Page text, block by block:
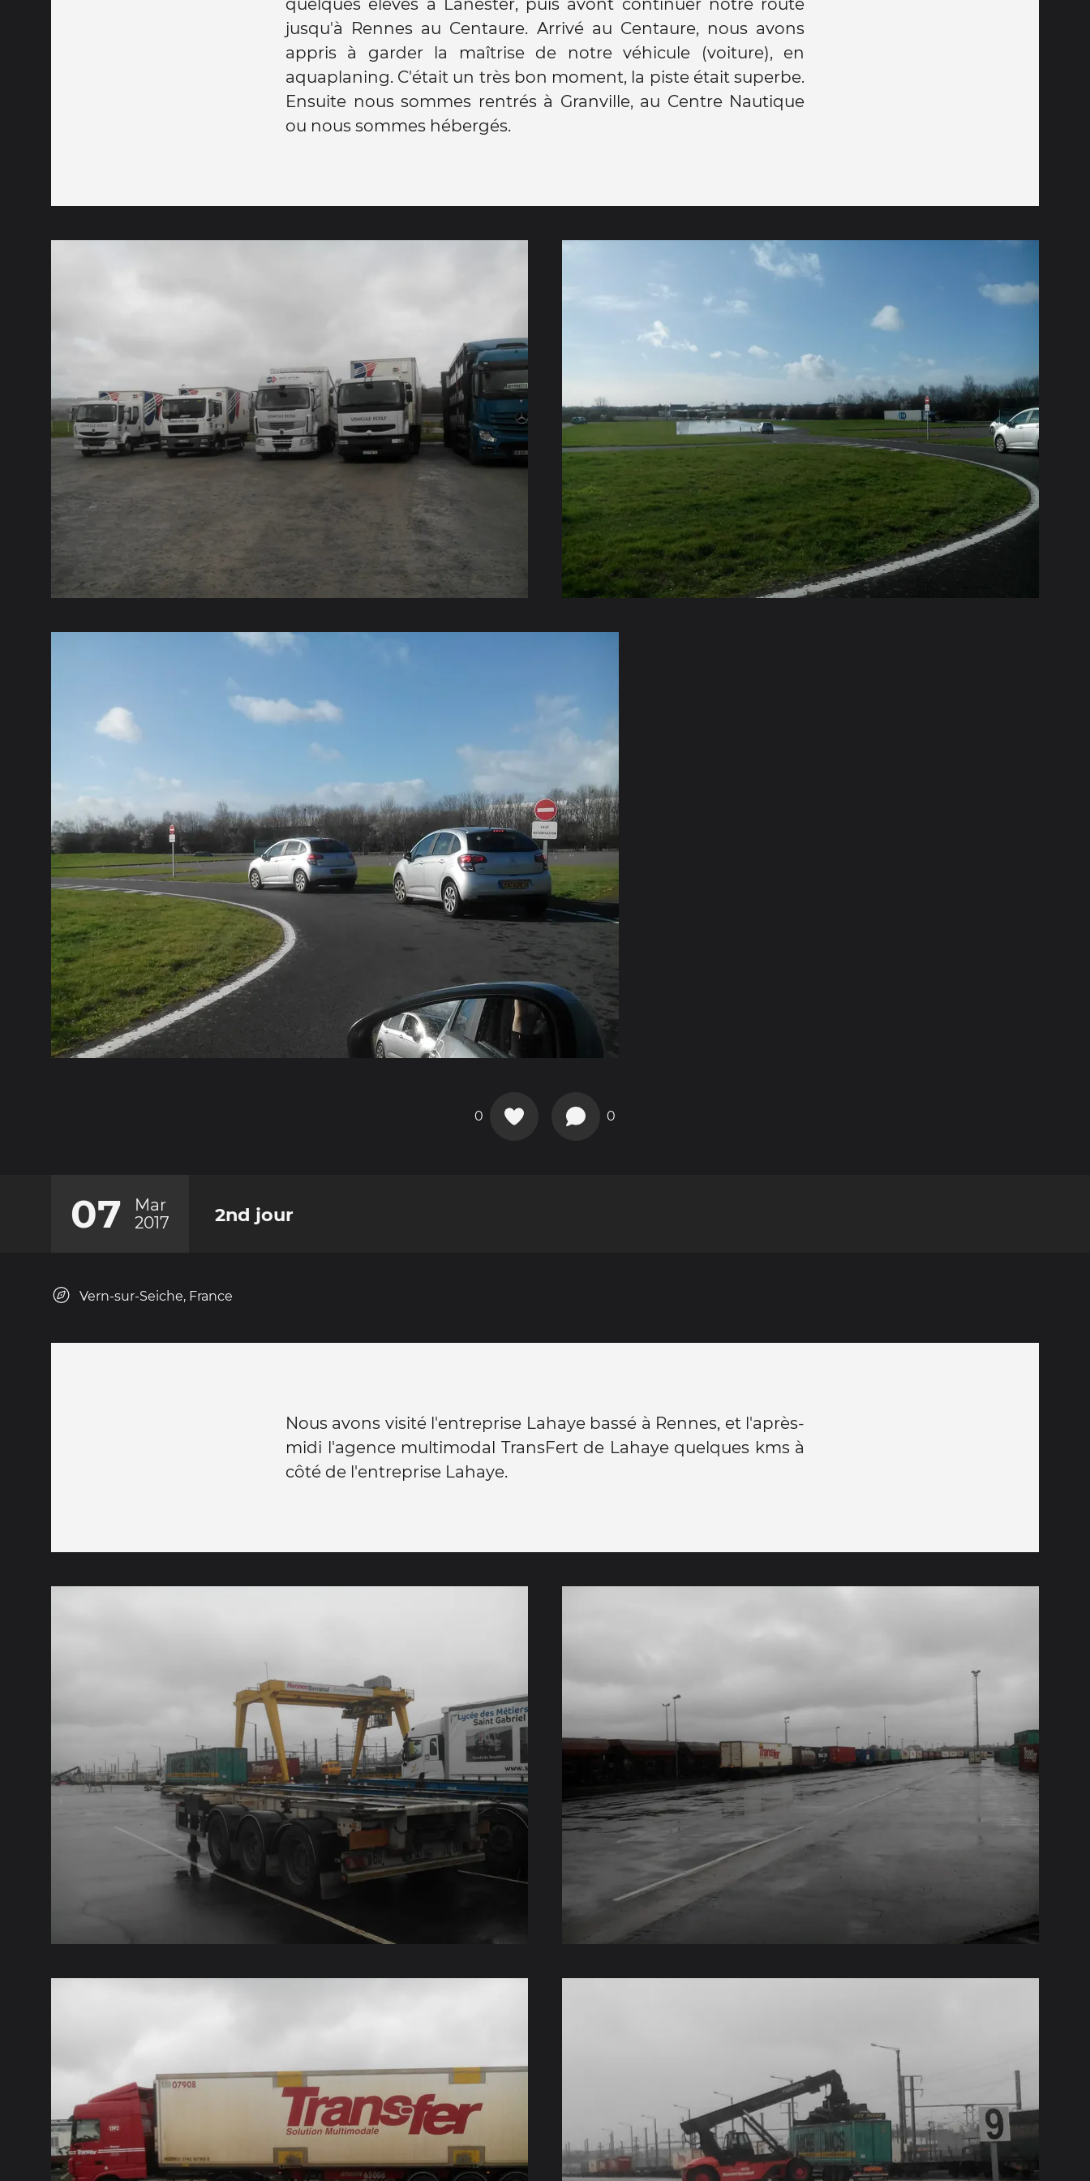
jusqu'à Rennes au Centaure. Arrivé au Centaure, nous avons
appris à garder la maîtrise de notre véhicule (voiture), en
aquaplaning. C'était un très bon moment, la piste était superbe.
Ensuite nous sommes rentrés à Granville, au Centre Nautique
ou nous sommes hébergés.
0 0
07
Mar
2017
2nd jour
Vern-sur-Seiche, France
Nous avons visité l'entreprise Lahaye bassé à Rennes, et l'après-
midi l'agence multimodal TransFert de Lahaye quelques kms à
côté de l'entreprise Lahaye.